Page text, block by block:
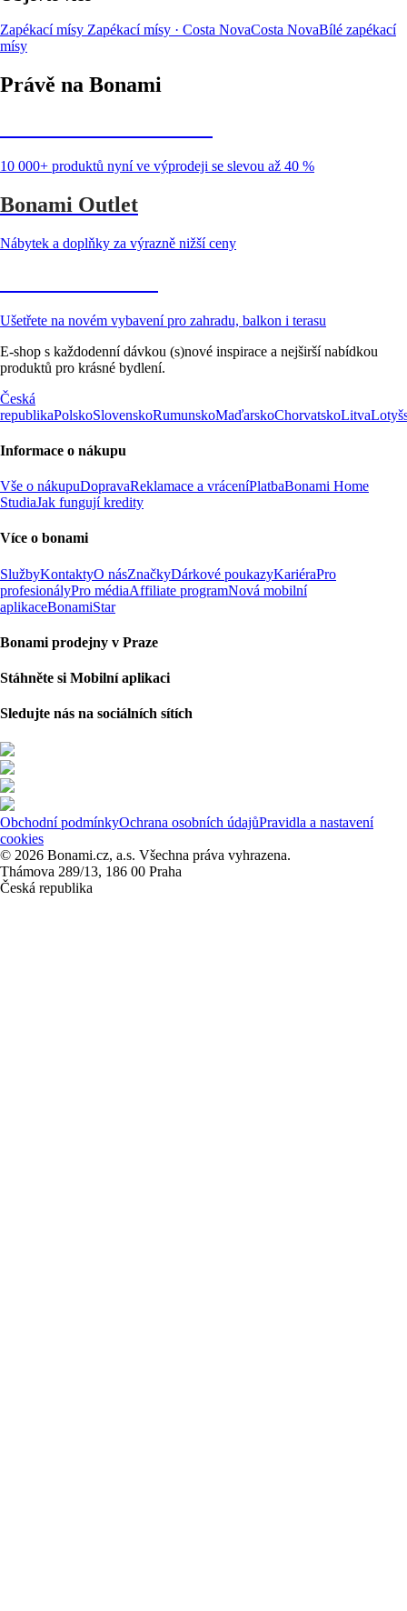
Zapékací mísy Zapékací mísy · Costa NovaCosta NovaBílé zapékací
mísy
Právě na Bonami
10 000+ produktů nyní ve výprodeji se slevou až 40 %
Bonami Outlet
Nábytek a doplňky za výrazně nižší ceny
Ušetřete na novém vybavení pro zahradu, balkon i terasu
E-shop s každodenní dávkou (s)nové inspirace a nejširší nabídkou
produktů pro krásné bydlení.
Česká
republikaPolskoSlovenskoRumunskoMaďarskoChorvatskoLitva
Informace o nákupu
Vše o nákupuDopravaReklamace a vráceníPlatbaBonami Home
StudiaJak fungují kredity
Více o bonami
SlužbyKontaktyO násZnačkyDárkové poukazyKariéraPro
profesionályPro médiaAffiliate programNová mobilní
aplikaceBonamiStar
Bonami prodejny v Praze
Stáhněte si Mobilní aplikaci
Sledujte nás na sociálních sítích
Obchodní podmínkyOchrana osobních údajůPravidla a nastavení
cookies
© 2026 Bonami.cz, a.s. Všechna práva vyhrazena.
Thámova 289/13, 186 00 Praha
Česká republika